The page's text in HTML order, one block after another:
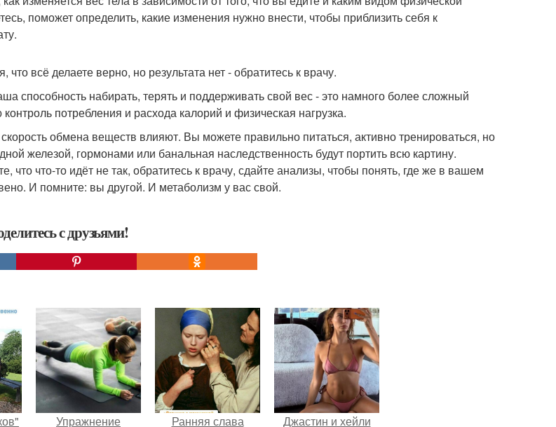
поможет определить, какие изменения нужно внести, чтобы приблизить себя к
что всё делаете верно, но результата нет - обратитесь к врачу.
способность набирать, терять и поддерживать свой вес - это намного более сложный
потребления и расхода калорий и физическая нагрузка.
обмена веществ влияют. Вы можете правильно питаться, активно тренироваться, но
железой, гормонами или банальная наследственность будут портить всю картину.
что что-то идёт не так, обратитесь к врачу, сдайте анализы, чтобы понять, где же в вашем
И помните: вы другой. И метаболизм у вас свой.
с друзьями!
Упражнение Ранняя слава Джастин и хейли